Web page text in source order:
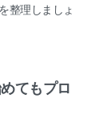
整理しましょ
てもプロ